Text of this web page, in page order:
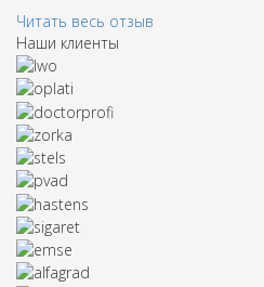
Читать весь отзыв
Наши клиенты